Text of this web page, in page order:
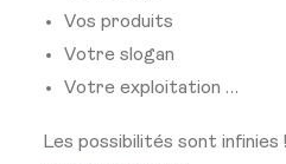
Vos produits
Votre slogan
Votre exploitation …
Les possibilités sont infinies